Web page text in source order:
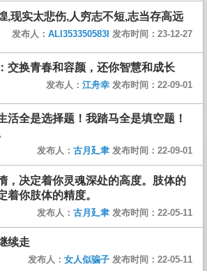
,现实太悲伤,人穷志不短,志当存高远
发布人： ALI353350583I 发布时间：23-12-27
交换青春和容颜，还你智慧和成长
发布人： 江舟幸 发布时间：22-09-01
活全是选择题！我踏马全是填空题！
发布人： 古月廴聿 发布时间：22-09-01
，决定着你灵魂深处的高度。肢体的
着你肢体的精度。
发布人： 古月廴聿 发布时间：22-05-11
续走
发布人： 女人似骗子 发布时间：22-05-11